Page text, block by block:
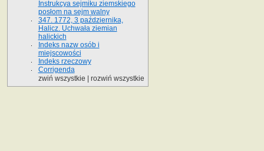
Instrukcya sejmiku ziemskiego
posłom na sejm walny
347. 1772, 3 października,
Halicz. Uchwała ziemian
halickich
Indeks nazw osób i
miejscowości
Indeks rzeczowy
Corrigenda
zwiń wszystkie
rozwiń wszystkie